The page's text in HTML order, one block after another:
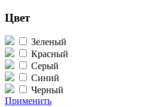
Цвет
Зеленый
Красный
Серый
Синий
Черный
Применить